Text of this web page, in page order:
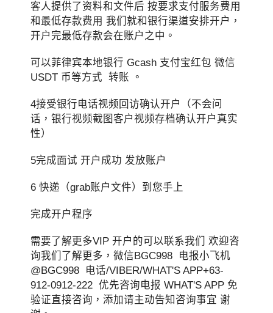
客人提供了资料和文件后 按要求支付服务费用
和最低存款费用 我们就和银行渠道安排开户，
开户完最低存款会在账户之中。
可以菲律宾本地银行 Gcash 支付宝红包 微信
USDT 币等方式 转账 。
4接受银行电话视频回访确认开户（不会问
话，银行视频截图客户视频存档确认开户真实
性）
5完成面试 开户成功 发放账户
6 快递（grab账户文件）到您手上
完成开户程序
需要了解更多VIP 开户的可以联系我们 欢迎咨
询我们了解更多，微信BGC998 电报小飞机
@BGC998 电话/VIBER/WHAT'S APP+63-
912-0912-222 优先咨询电报 WHAT'S APP 免
验证直接咨询，添加请主动告知咨询事宜 谢